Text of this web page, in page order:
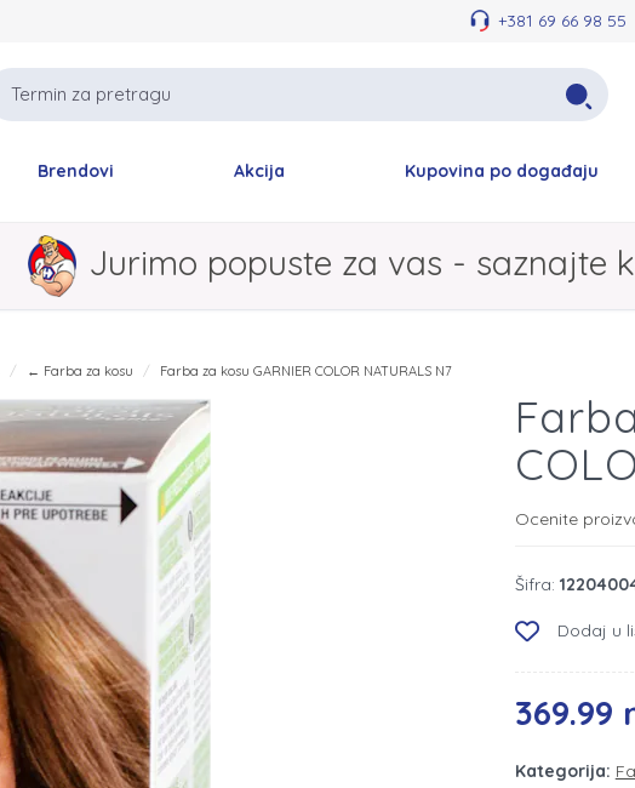
+381 69 66 98 55
Brendovi Akcija Kupovina po događaju
Jurimo popuste za vas - saznajte
← Farba za kosu Farba za kosu GARNIER COLOR NATURALS N7
Ocenite
Šifra:
Dodaj u
369.99
Kategorija: